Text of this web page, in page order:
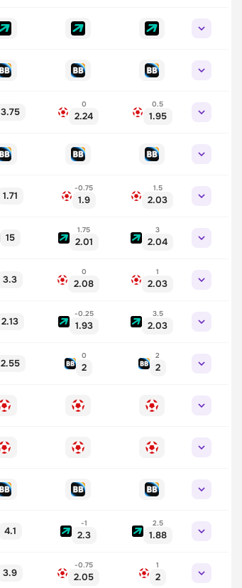
3.75
0
2.24
0.5
1.95
1.71
-0.75
1.9
1.5
2.03
15
1.75
2.01
3
2.04
3.3
0
2.08
1
2.03
2.13
-0.25
1.93
3.5
2.03
2.55
0
2
2
2
4.1
-1
2.3
2.5
1.88
3.9
-0.75
2.05
1
2